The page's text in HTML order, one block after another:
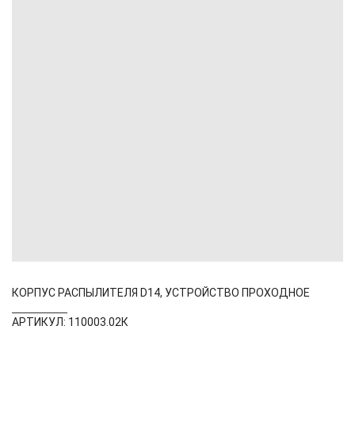
КОРПУС РАСПЫЛИТЕЛЯ D14, УСТРОЙСТВО ПРОХОДНОЕ
АРТИКУЛ: 110003.02К